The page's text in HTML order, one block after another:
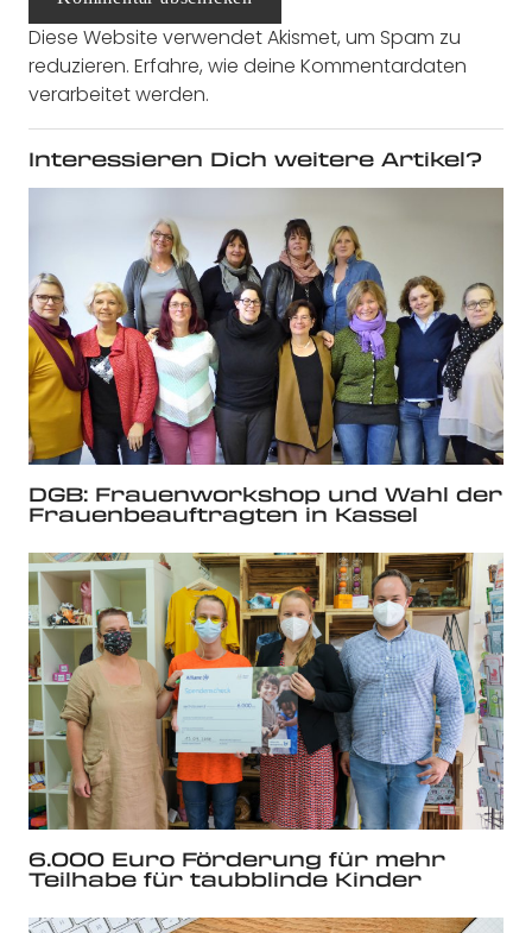
Diese Website verwendet Akismet, um Spam zu
reduzieren. Erfahre, wie deine Kommentardaten
verarbeitet werden.
Interessieren Dich weitere Artikel?
DGB: Frauenworkshop und Wahl der
Frauenbeauftragten in Kassel
6.000 Euro Förderung für mehr
Teilhabe für taubblinde Kinder